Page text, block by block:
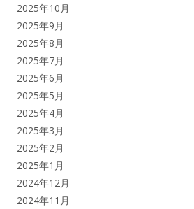
2025年10月
2025年9月
2025年8月
2025年7月
2025年6月
2025年5月
2025年4月
2025年3月
2025年2月
2025年1月
2024年12月
2024年11月